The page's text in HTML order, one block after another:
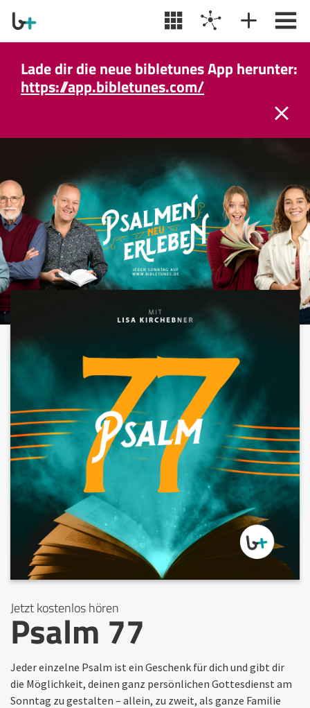
Lade dir die neue bibletunes App herunter:
https://app.bibletunes.com/
Jetzt kostenlos hören
Psalm 77
Jeder einzelne Psalm ist ein Geschenk für dich und gibt dir
die Möglichkeit, deinen ganz persönlichen Gottesdienst am
Sonntag zu gestalten – allein, zu zweit, als ganze Familie